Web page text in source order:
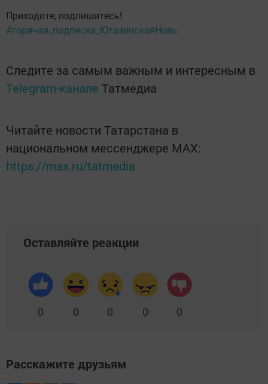
Приходите, подпишитесь!
#горячая_подписка_ЮтазинскаяНовь
Следите за самым важным и интересным в
Telegram-канале Татмедиа
Читайте новости Татарстана в
национальном мессенджере MАХ:
https://max.ru/tatmedia
Оставляйте реакции
0 0 0 0 0
Расскажите друзьям